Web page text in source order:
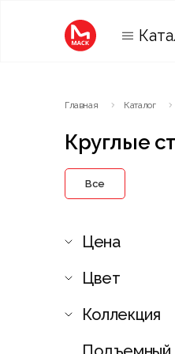
Главная Каталог
Круглые
Все
Цена
Цвет
Коллекция